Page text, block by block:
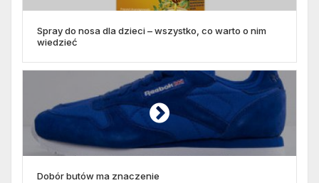
Spray do nosa dla dzieci – wszystko, co warto o nim
wiedzieć
Dobór butów ma znaczenie